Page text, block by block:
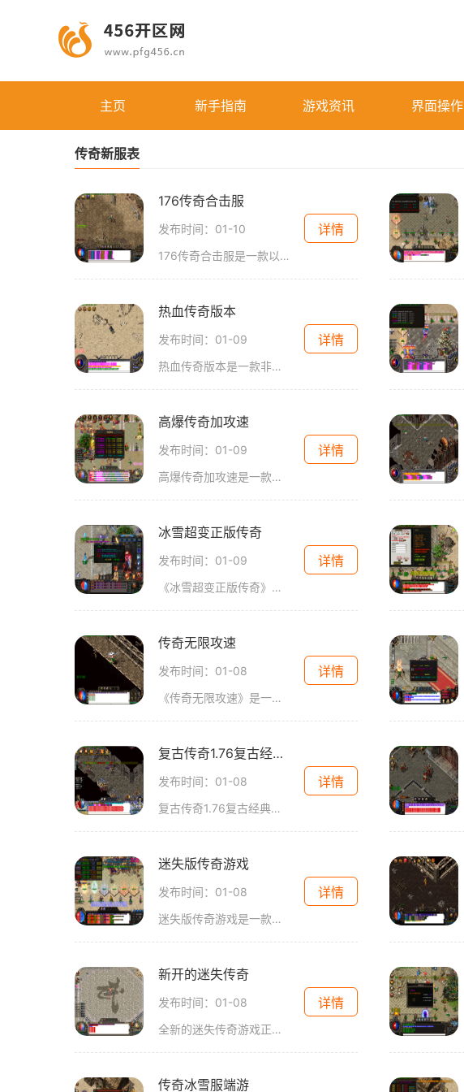
主页 新手指南 游戏资讯 界面操作
传奇新服表
176传奇合击服
发布时间：01-10
176传奇合击服是一款以传奇为背景的多人在线游戏，它采用了独特的合击玩法，给玩家带来了不同寻常的游戏体验。玩家可以扮演各种角色，与其他玩家进行战斗、合作、交流，以及探
详情
热血传奇版本
发布时间：01-09
热血传奇版本是一款非常经典的多人在线角色扮演游戏（MMORPG），自1995年发行以来备受玩家喜爱。这款游戏采用了中世纪魔幻的背景设定，玩家扮演勇士，探索广阔的游戏世界，完成各
详情
高爆传奇加攻速
发布时间：01-09
高爆传奇加攻速是一款具有刺激战斗和丰富玩法的网络游戏玩家可以扮演一个勇敢的战士，与其他玩家一起探索各种冒险，完成任务，提升实力。游戏中的加攻速技能是一项十分重要的
详情
冰雪超变正版传奇
发布时间：01-09
《冰雪超变正版传奇》是一款经典的2D游戏，采用了角色扮演的玩法，是一款万人在线的大型多人在线游戏。在这个游戏中，玩家可以与其他玩家互动，共同探索游戏世界，并完成各种任
详情
传奇无限攻速
发布时间：01-08
《传奇无限攻速》是一款热门的手机游戏，它以创新的玩法和精美的画面赢得了众多玩家的喜爱玩家将扮演一位无限攻速的英雄，通过战斗与策略展开冒险之旅。《传奇无限攻速》的游
详情
复古传奇1.76复古经典版官网
发布时间：01-08
复古传奇1.76复古经典版官网是一款备受玩家喜爱的传奇游戏，能够让玩家沉浸在2D游戏画面中，体验角色扮演的乐趣。这款游戏的特点之一是采用了万人在线的模式，玩家可以与来自各
详情
迷失版传奇游戏
发布时间：01-08
迷失版传奇游戏是一款经典的2D角色扮演游戏，以其万人在线、玩家互动和副本挑战而闻名。游戏中的4PK系统、爆装和自由交易等特色，使得玩家可以体验到刺激的战斗和丰富多样的交易
详情
新开的迷失传奇
发布时间：01-08
全新的迷失传奇游戏正式上线，引来了众多玩家们的期待和关注。作为一款经典的游戏，这一次的迷失传奇继续延续了其独特的魅力与特点，在画面、玩法、剧情等方面进行了全面升级
详情
传奇冰雪服端游